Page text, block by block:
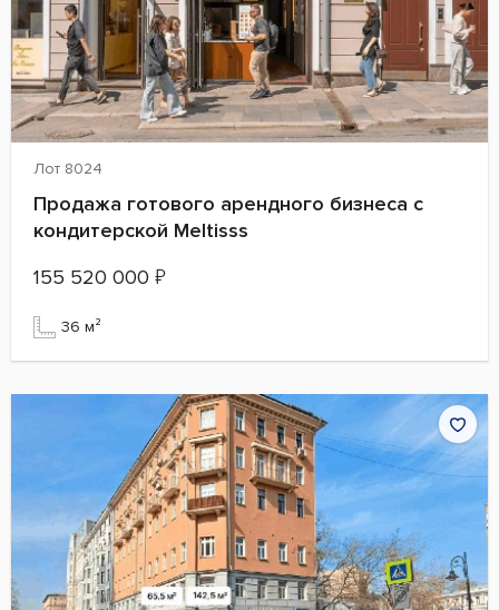
Лот 8024
Продажа готового арендного бизнеса с
кондитерской Meltisss
155 520 000 ₽
36 м²